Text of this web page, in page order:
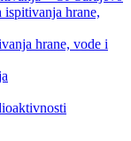
hrane,
hrane, vode i